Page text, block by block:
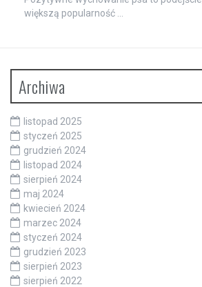
większą popularność …
Archiwa
listopad 2025
styczeń 2025
grudzień 2024
listopad 2024
sierpień 2024
maj 2024
kwiecień 2024
marzec 2024
styczeń 2024
grudzień 2023
sierpień 2023
sierpień 2022